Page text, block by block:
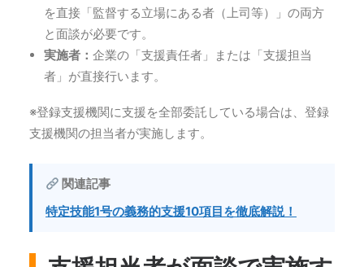
を直接「監督する立場にある者（上司等）」の両方
と面談が必要です。
実施者： 企業の「支援責任者」または「支援担当
者」が直接行います。
※登録支援機関に支援を全部委託している場合は、登録
支援機関の担当者が実施します。
関連記事
特定技能1号の義務的支援10項目を徹底解説！